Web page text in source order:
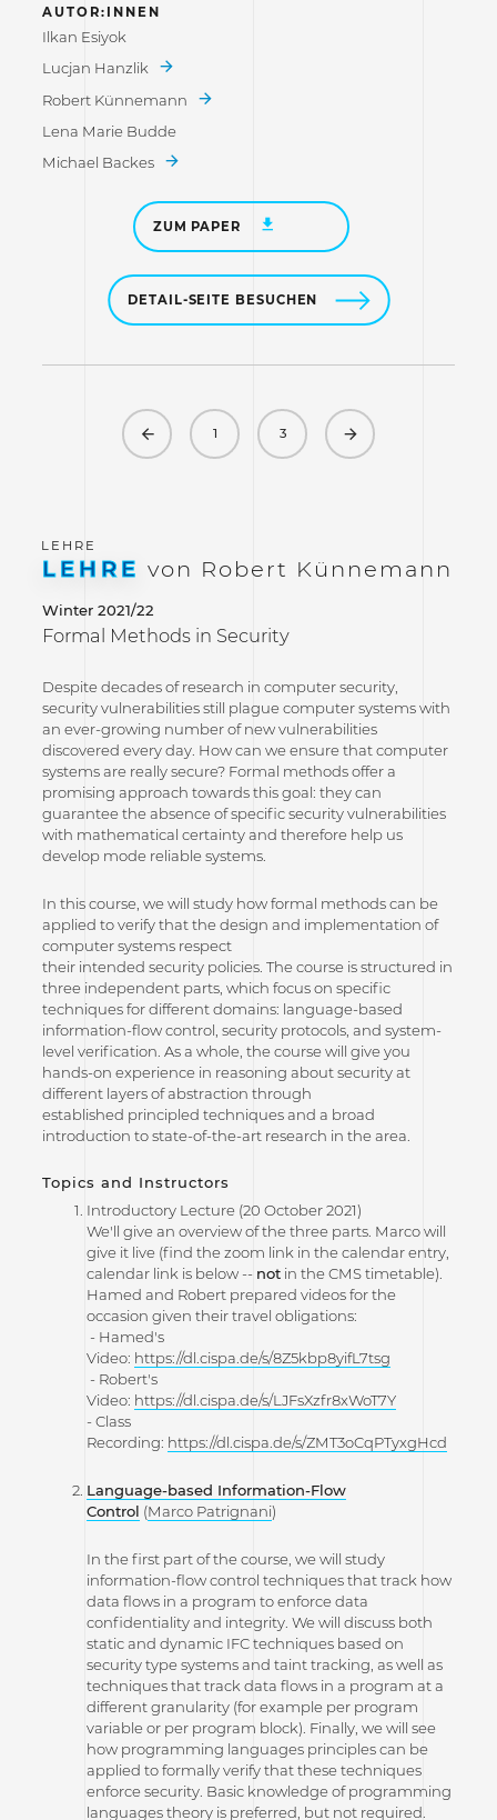
AUTOR:INNEN
Ilkan Esiyok
Lucjan Hanzlik
Robert Künnemann
Lena Marie Budde
Michael Backes
ZUM PAPER
DETAIL-SEITE BESUCHEN
Previous1 3 Next
LEHRE von Robert Künnemann
Winter 2021/22
Formal Methods in Security
Despite decades of research in computer security,
security vulnerabilities still plague computer systems with
an ever-growing number of new vulnerabilities
discovered every day. How can we ensure that computer
systems are really secure? Formal methods offer a
promising approach towards this goal: they can
guarantee the absence of specific security vulnerabilities
with mathematical certainty and therefore help us
develop mode reliable systems.
In this course, we will study how formal methods can be
applied to verify that the design and implementation of
computer systems respect
their intended security policies. The course is structured in
three independent parts, which focus on specific
techniques for different domains: language-based
information-flow control, security protocols, and system-
level verification. As a whole, the course will give you
hands-on experience in reasoning about security at
different layers of abstraction through
established principled techniques and a broad
introduction to state-of-the-art research in the area.
Topics and Instructors
Introductory Lecture (20 October 2021)
We'll give an overview of the three parts. Marco will
give it live (find the zoom link in the calendar entry,
calendar link is below -- notin the CMS timetable).
Hamed and Robert prepared videos for the
occasion given their travel obligations:
- Hamed's
Video: https://dl.cispa.de/s/8Z5kbp8yifL7tsg
- Robert's
Video: https://dl.cispa.de/s/LJFsXzfr8xWoT7Y
- Class
Recording: https://dl.cispa.de/s/ZMT3oCqPTyxgHcd
Language-based Information-Flow
Control (Marco Patrignani)
In the first part of the course, we will study
information-flow control techniques that track how
data flows in a program to enforce data
confidentiality and integrity. We will discuss both
static and dynamic IFC techniques based on
security type systems and taint tracking, as well as
techniques that track data flows in a program at a
different granularity (for example per program
variable or per program block). Finally, we will see
how programming languages principles can be
applied to formally verify that these techniques
enforce security. Basic knowledge of programming
languages theory is preferred, but not required.